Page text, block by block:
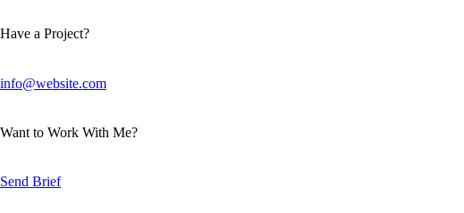
Have a Project?
info@website.com
Want to Work With Me?
Send Brief